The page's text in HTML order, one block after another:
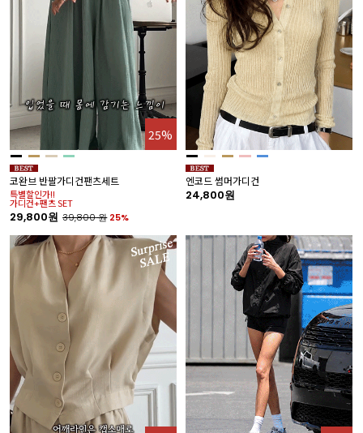
25%
코완브 반팔가디건팬츠세트
특별할인가!!
가디건+팬츠 SET
29,800원 39,800원 25%
엔코드 썸머가디건
24,800원